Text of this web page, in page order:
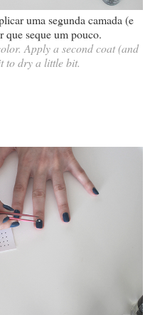
uma segunda camada (e
que seque um pouco.
Apply a second coat (and
to dry a little bit.